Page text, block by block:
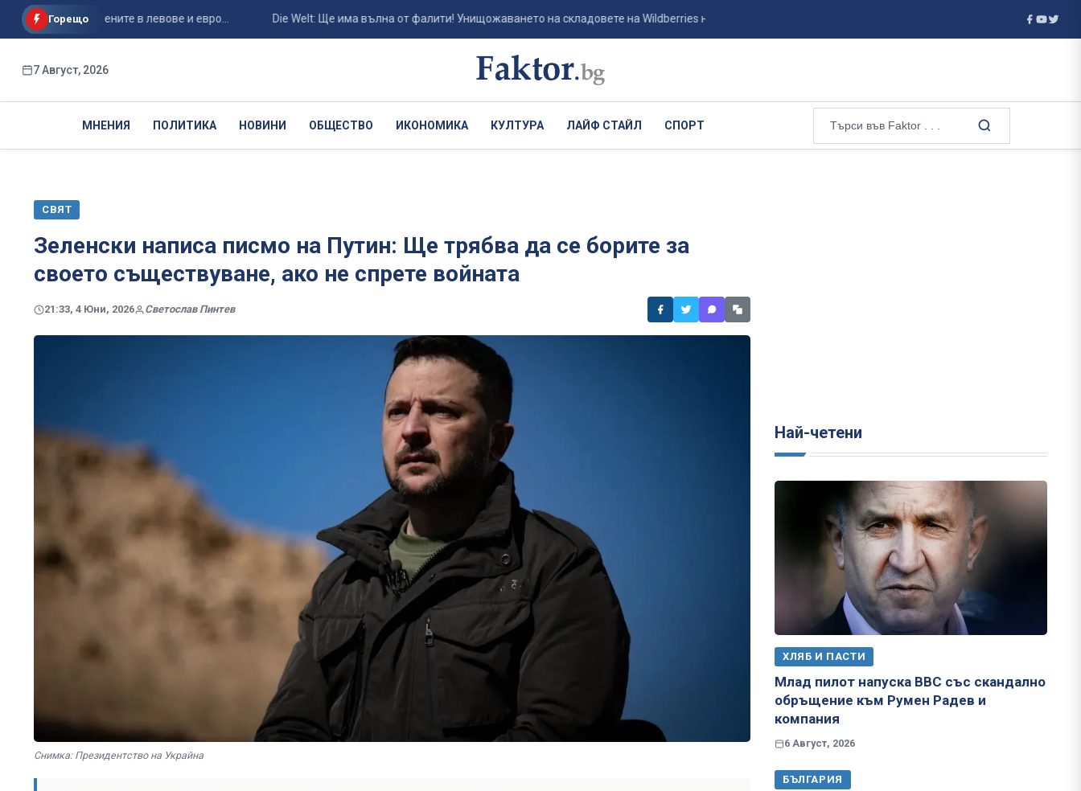
Горещо
на цените в левове и евро... Die Welt: Ще има вълна от фалити! Унищожаването на складовете на Wildberries нан... Оставиха в ареста петимата тийнейджъри, изтезавали и
7 Август, 2026
МНЕНИЯ ПОЛИТИКА НОВИНИ ОБЩЕСТВО ИКОНОМИКА КУЛТУРА ЛАЙФ СТАЙЛ СПОРТ
СВЯТ
Зеленски написа писмо на Путин: Ще трябва да се борите за
своето съществуване, ако не спрете войната
21:33, 4 Юни, 2026 Светослав Пинтев
Снимка: Президентство на Украйна
Най-четени
ХЛЯБ И ПАСТИ
Млад пилот напуска ВВС със скандално
обръщение към Румен Радев и
компания
6 Август, 2026
БЪЛГАРИЯ